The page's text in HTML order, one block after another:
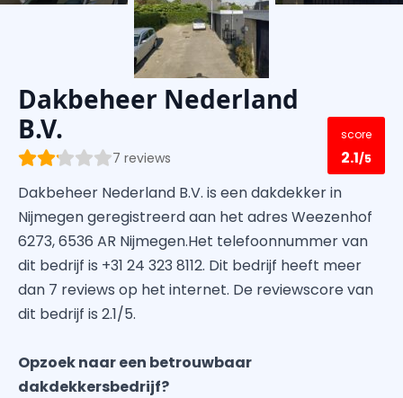
Voor dakdekkersbedrijven
Dakbeheer Nederland
B.V.
7 reviews
score
2.1/5
Dakbeheer Nederland B.V. is een dakdekker in
Nijmegen geregistreerd aan het adres Weezenhof
6273, 6536 AR Nijmegen.Het telefoonnummer van
dit bedrijf is +31 24 323 8112. Dit bedrijf heeft meer
dan 7 reviews op het internet. De reviewscore van
dit bedrijf is 2.1/5.
Opzoek naar een betrouwbaar
dakdekkersbedrijf?